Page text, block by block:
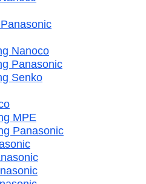
Nanoco
Panasonic
Senko
MPE
Panasonic